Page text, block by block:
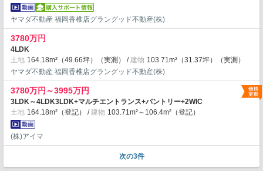
ヤマダ不動産 福岡香椎店グラングッド不動産(株)
3780万円
4LDK
土地 164.18m²（49.66坪）（実測） 建物 103.71m²（31.37坪）（実測）
ヤマダ不動産 福岡香椎店グラングッド不動産(株)
3780万円～3995万円
3LDK～4LDK3LDK+マルチエントランス+パントリー+2WIC
土地 164.18m²（登記） 建物 103.71m²～106.4m²（登記）
(株)アイマ
次の3件